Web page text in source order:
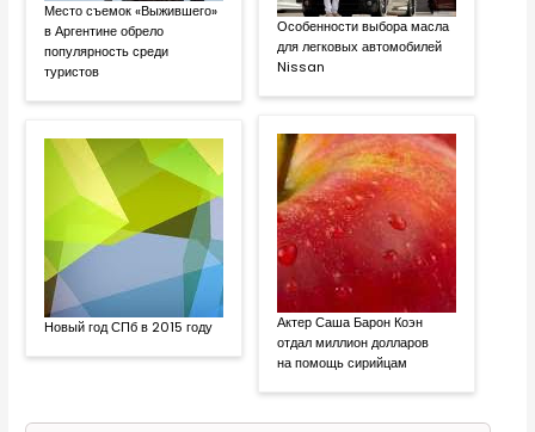
Место съемок «Выжившего»
в Аргентине обрело
популярность среди
туристов
Новый год СПб в 2015 году
Особенности выбора масла
для легковых автомобилей
Nissan
Актер Саша Барон Коэн
отдал миллион долларов
на помощь сирийцам